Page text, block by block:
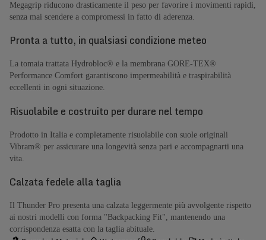
Megagrip riducono drasticamente il peso per favorire i movimenti rapidi,
senza mai scendere a compromessi in fatto di aderenza.
Pronta a tutto, in qualsiasi condizione meteo
La tomaia trattata Hydrobloc® e la membrana GORE-TEX®
Performance Comfort garantiscono impermeabilità e traspirabilità
eccellenti in ogni situazione.
Risuolabile e costruito per durare nel tempo
Prodotto in Italia e completamente risuolabile con suole originali
Vibram® per assicurare una longevità senza pari e accompagnarti una
vita.
Calzata fedele alla taglia
Il Thunder Pro presenta una calzata leggermente più avvolgente rispetto
ai nostri modelli con forma "Backpacking Fit", mantenendo una
corrispondenza esatta con la taglia abituale.